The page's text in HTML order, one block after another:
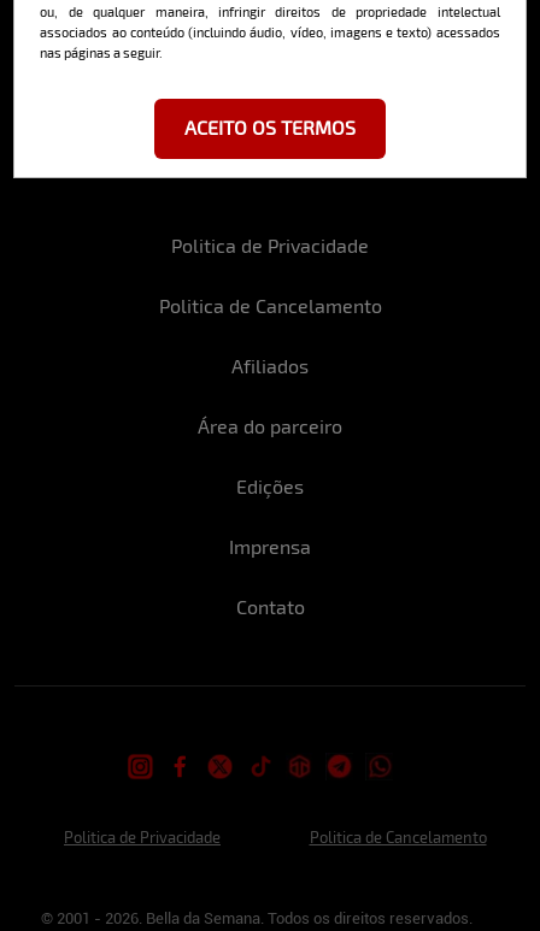
ou, de qualquer maneira, infringir direitos de propriedade intelectual
associados ao conteúdo (incluindo áudio, vídeo, imagens e texto) acessados
nas páginas a seguir.
ACEITO OS TERMOS
Politica de Privacidade
Politica de Cancelamento
Afiliados
Área do parceiro
Edições
Imprensa
Contato
Ao se cadastrar, você concorda em receber emails da Bella da Semana
Politica de Privacidade Politica de Cancelamento
© 2001 - 2026. Bella da Semana. Todos os direitos reservados.